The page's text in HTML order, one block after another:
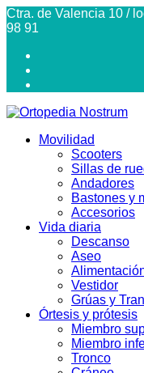
Ctra. de Valencia 10 /
98 91
Movilidad
Scooters
Sillas de
Andadores
Bastones y
Accesorios
Vida diaria
Descanso
Aseo
Vestidor
Grúas y
Órtesis y prótesis
Miembro
Miembro
Tronco